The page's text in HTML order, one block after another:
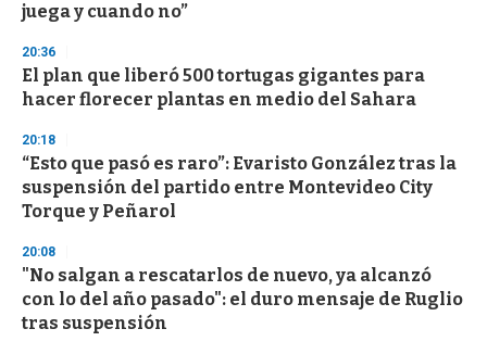
juega y cuando no”
20:36
El plan que liberó 500 tortugas gigantes para
hacer florecer plantas en medio del Sahara
20:18
“Esto que pasó es raro”: Evaristo González tras la
suspensión del partido entre Montevideo City
Torque y Peñarol
20:08
"No salgan a rescatarlos de nuevo, ya alcanzó
con lo del año pasado": el duro mensaje de Ruglio
tras suspensión